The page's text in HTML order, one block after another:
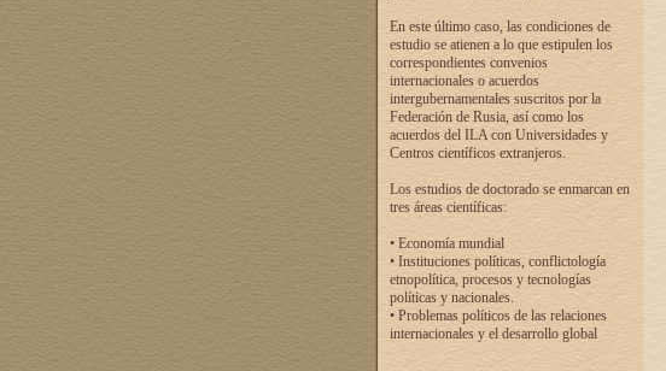
En este último caso, las condiciones de
estudio se atienen a lo que estipulen los
correspondientes convenios
internacionales o acuerdos
intergubernamentales suscritos por la
Federación de Rusia, así como los
acuerdos del ILA con Universidades y
Centros científicos extranjeros.
Los estudios de doctorado se enmarcan en
tres áreas científicas:
• Economía mundial
• Instituciones políticas, conflictología
etnopolítica, procesos y tecnologías
políticas y nacionales.
• Problemas políticos de las relaciones
internacionales y el desarrollo global